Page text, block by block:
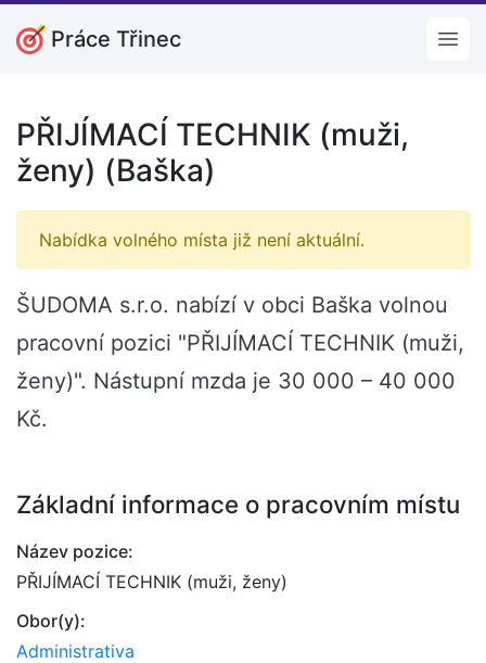
Práce Třinec
PŘIJÍMACÍ TECHNIK (muži,
ženy) (Baška)
Nabídka volného místa již není aktuální.
ŠUDOMA s.r.o. nabízí v obci Baška volnou
pracovní pozici "PŘIJÍMACÍ TECHNIK (muži,
ženy)". Nástupní mzda je 30 000 – 40 000
Kč.
Základní informace o pracovním místu
Název pozice:
PŘIJÍMACÍ TECHNIK (muži, ženy)
Obor(y):
Administrativa